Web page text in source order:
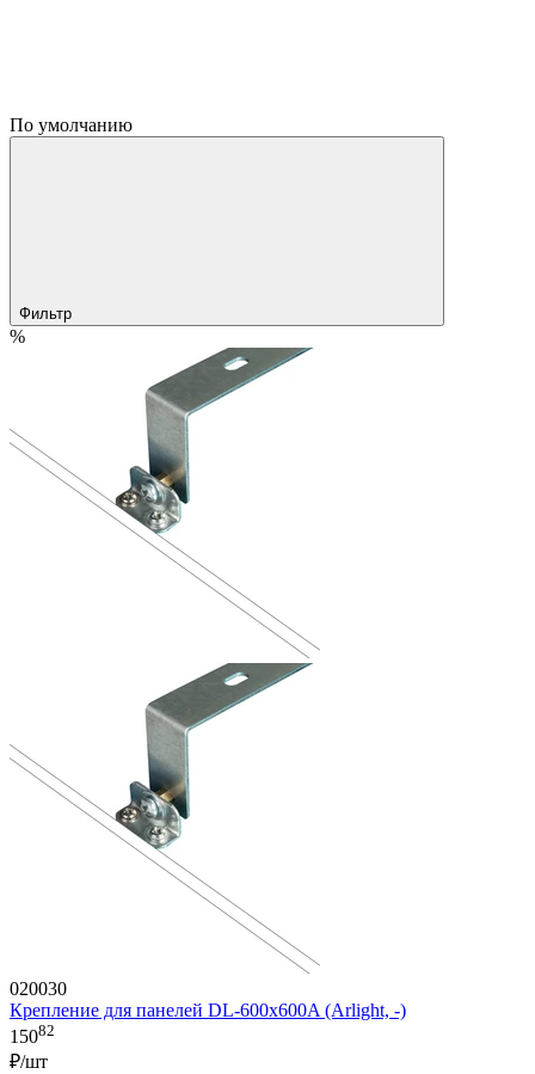
По умолчанию
Фильтр
%
020030
Крепление для панелей DL-600x600A (Arlight, -)
15082
₽/шт